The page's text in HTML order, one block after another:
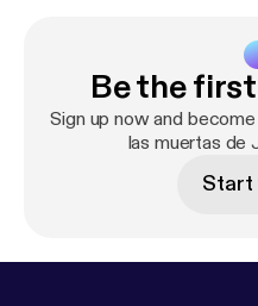
Be the
Sign up now and
las muertas de
Start